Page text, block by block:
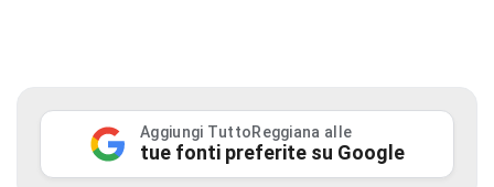
Aggiungi TuttoReggiana alle
tue fonti preferite su Google